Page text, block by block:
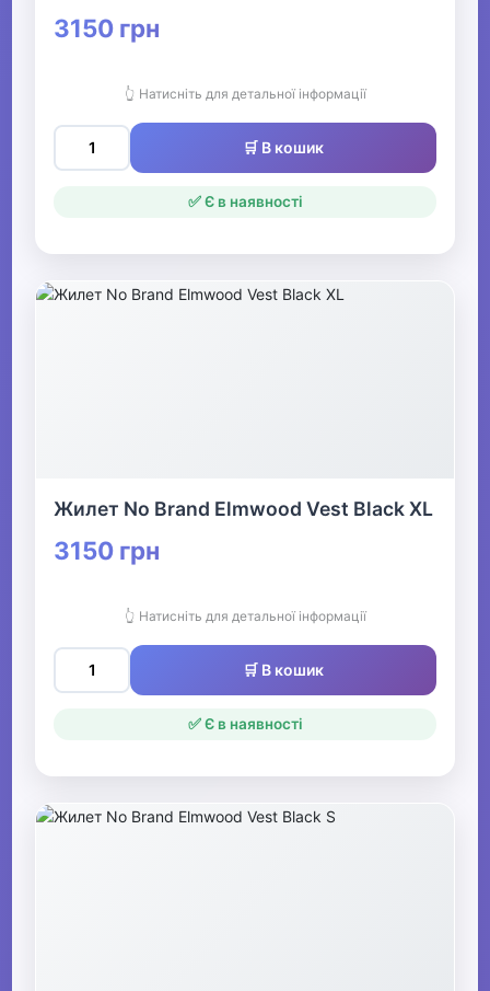
3150 грн
👆 Натисніть для детальної інформації
🛒 В кошик
✅ Є в наявності
Жилет No Brand Elmwood Vest Black XL
3150 грн
👆 Натисніть для детальної інформації
🛒 В кошик
✅ Є в наявності